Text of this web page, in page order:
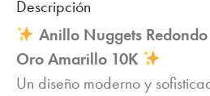
Descripción
Anillo Nuggets
Oro Amarillo 10K
Un diseño moderno y